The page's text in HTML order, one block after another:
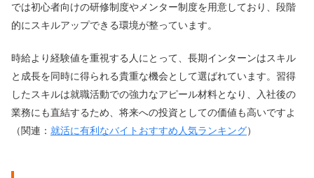
では初心者向けの研修制度やメンター制度を用意しており、段階
的にスキルアップできる環境が整っています。
時給より経験値を重視する人にとって、長期インターンはスキル
と成長を同時に得られる貴重な機会として選ばれています。習得
したスキルは就職活動での強力なアピール材料となり、入社後の
業務にも直結するため、将来への投資としての価値も高いですよ
（関連： 就活に有利なバイトおすすめ人気ランキング）